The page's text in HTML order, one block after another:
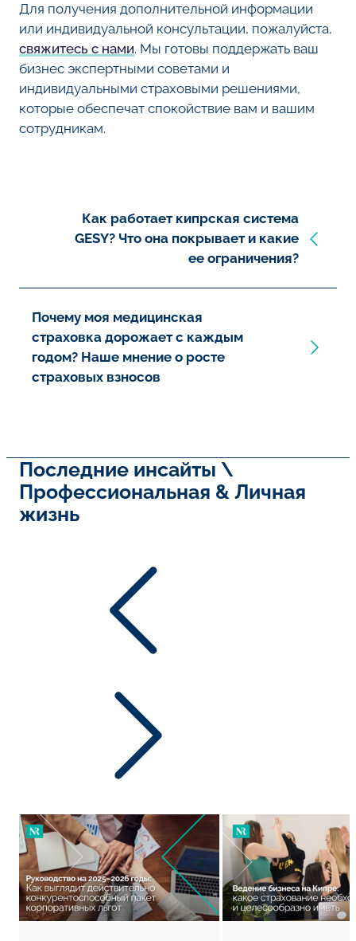
Для получения дополнительной информации
или индивидуальной консультации, пожалуйста,
свяжитесь с нами. Мы готовы поддержать ваш
бизнес экспертными советами и
индивидуальными страховыми решениями,
которые обеспечат спокойствие вам и вашим
сотрудникам.
Как работает кипрская система
GESY? Что она покрывает и какие
ее ограничения?
Почему моя медицинская
страховка дорожает с каждым
годом? Наше мнение о росте
страховых взносов
Последние инсайты \
Профессиональная & Личная
жизнь